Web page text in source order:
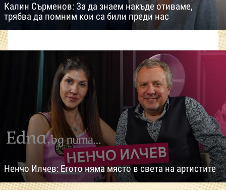
Калин Сърменов: За да знаем накъде отиваме,
трябва да помним кои са били преди нас
Ненчо Илчев: Егото няма място в света на артистите